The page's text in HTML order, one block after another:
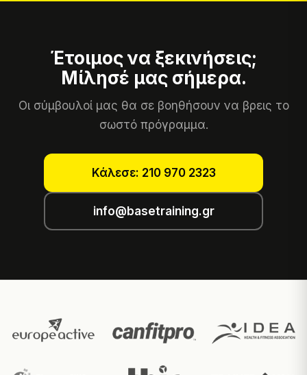
Έτοιμος να ξεκινήσεις;
Μίλησέ μας σήμερα.
Οι σύμβουλοί μας θα σε βοηθήσουν να βρεις το
σωστό πρόγραμμα.
Κάλεσε: 210 970 2323
info@basetraining.gr